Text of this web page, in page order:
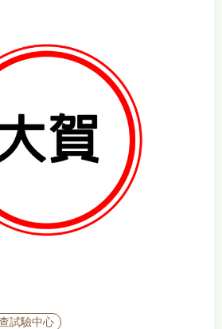
試驗中心